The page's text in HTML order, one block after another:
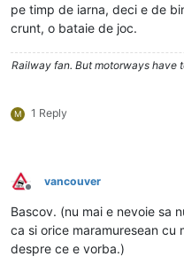
pe timp de iarna, deci e de
crunt, o bataie de joc.
Railway fan. But motorways have
M 1 Reply
Deconectat
vancouver
Bascov. (nu mai e nevoie sa
ca si orice maramuresean cu
despre ce e vorba.)